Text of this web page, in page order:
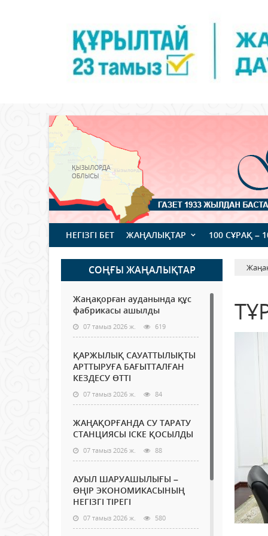
НЕГІЗГІ БЕТ ЖАҢАЛЫҚТАР 100 СҰРАҚ –
СОҢҒЫ ЖАҢАЛЫҚТАР
Жаңақорған ауданында құс
фабрикасы ашылды
07 тамыз 2026 ж. 619
ҚАРЖЫЛЫҚ САУАТТЫЛЫҚТЫ
АРТТЫРУҒА БАҒЫТТАЛҒАН
КЕЗДЕСУ ӨТТІ
07 тамыз 2026 ж. 84
ЖАҢАҚОРҒАНДА СУ ТАРАТУ
СТАНЦИЯСЫ ІСКЕ ҚОСЫЛДЫ
07 тамыз 2026 ж. 88
АУЫЛ ШАРУАШЫЛЫҒЫ –
ӨҢІР ЭКОНОМИКАСЫНЫҢ
НЕГІЗГІ ТІРЕГІ
07 тамыз 2026 ж. 580